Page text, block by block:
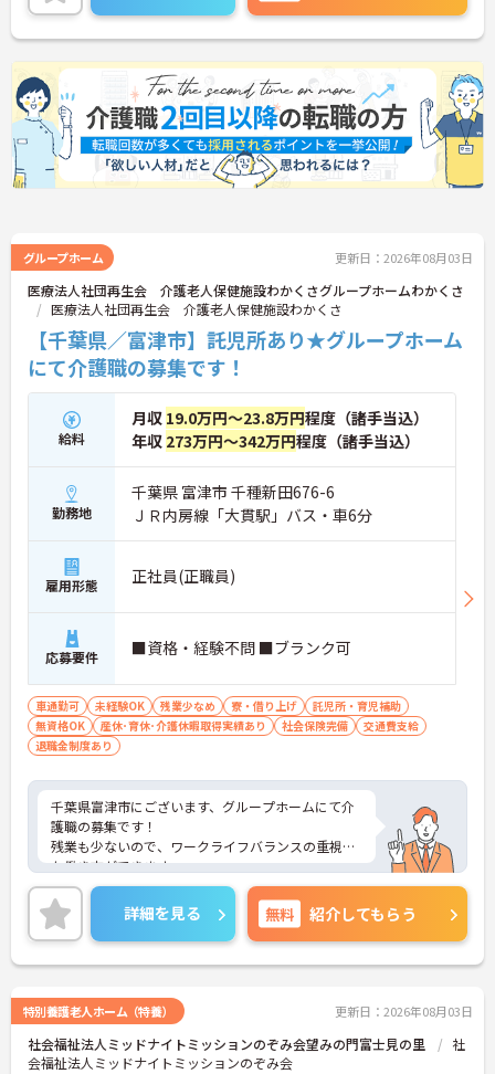
グループホーム 更新日：2026年08月03日
医療法人社団再生会 介護老人保健施設わかくさグループホームわかくさ
医療法人社団再生会 介護老人保健施設わかくさ
【千葉県／富津市】託児所あり★グループホーム
にて介護職の募集です！
給料
月収 19.0万円～23.8万円程度（諸手当込）
年収 273万円～342万円程度（諸手当込）
勤務地
千葉県 富津市 千種新田676-6
ＪＲ内房線「大貫駅」バス・車6分
雇用形態 正社員(正職員)
応募要件 ■資格・経験不問 ■ブランク可
車通勤可 未経験OK 残業少なめ 寮・借り上げ
託児所・育児補助
無資格OK
産休･育休･介護休暇取得実績あり 社会保険完備
交通費支給
退職金制度あり
千葉県富津市にございます、グループホームにて介
護職の募集です！
残業も少ないので、ワークライフバランスの重視し
た働き方ができます。
スタッフの仲も良く、アットホームな雰囲気が自慢
です。
託児所ありに加えて、独身寮もございますので、働
きやすい環境が揃っております。
ご興味ある方には、面接対策ポイントなど、詳細を
詳細を見る 無料 紹介してもらう
特別養護老人ホーム（特養） 更新日：2026年08月03日
社会福祉法人ミッドナイトミッションのぞみ会望みの門富士見の里
社
会福祉法人ミッドナイトミッションのぞみ会